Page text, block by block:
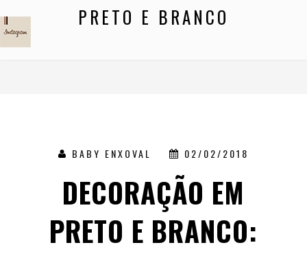
PRETO E BRANCO
BABY ENXOVAL 02/02/2018
DECORAÇÃO EM
PRETO E BRANCO: